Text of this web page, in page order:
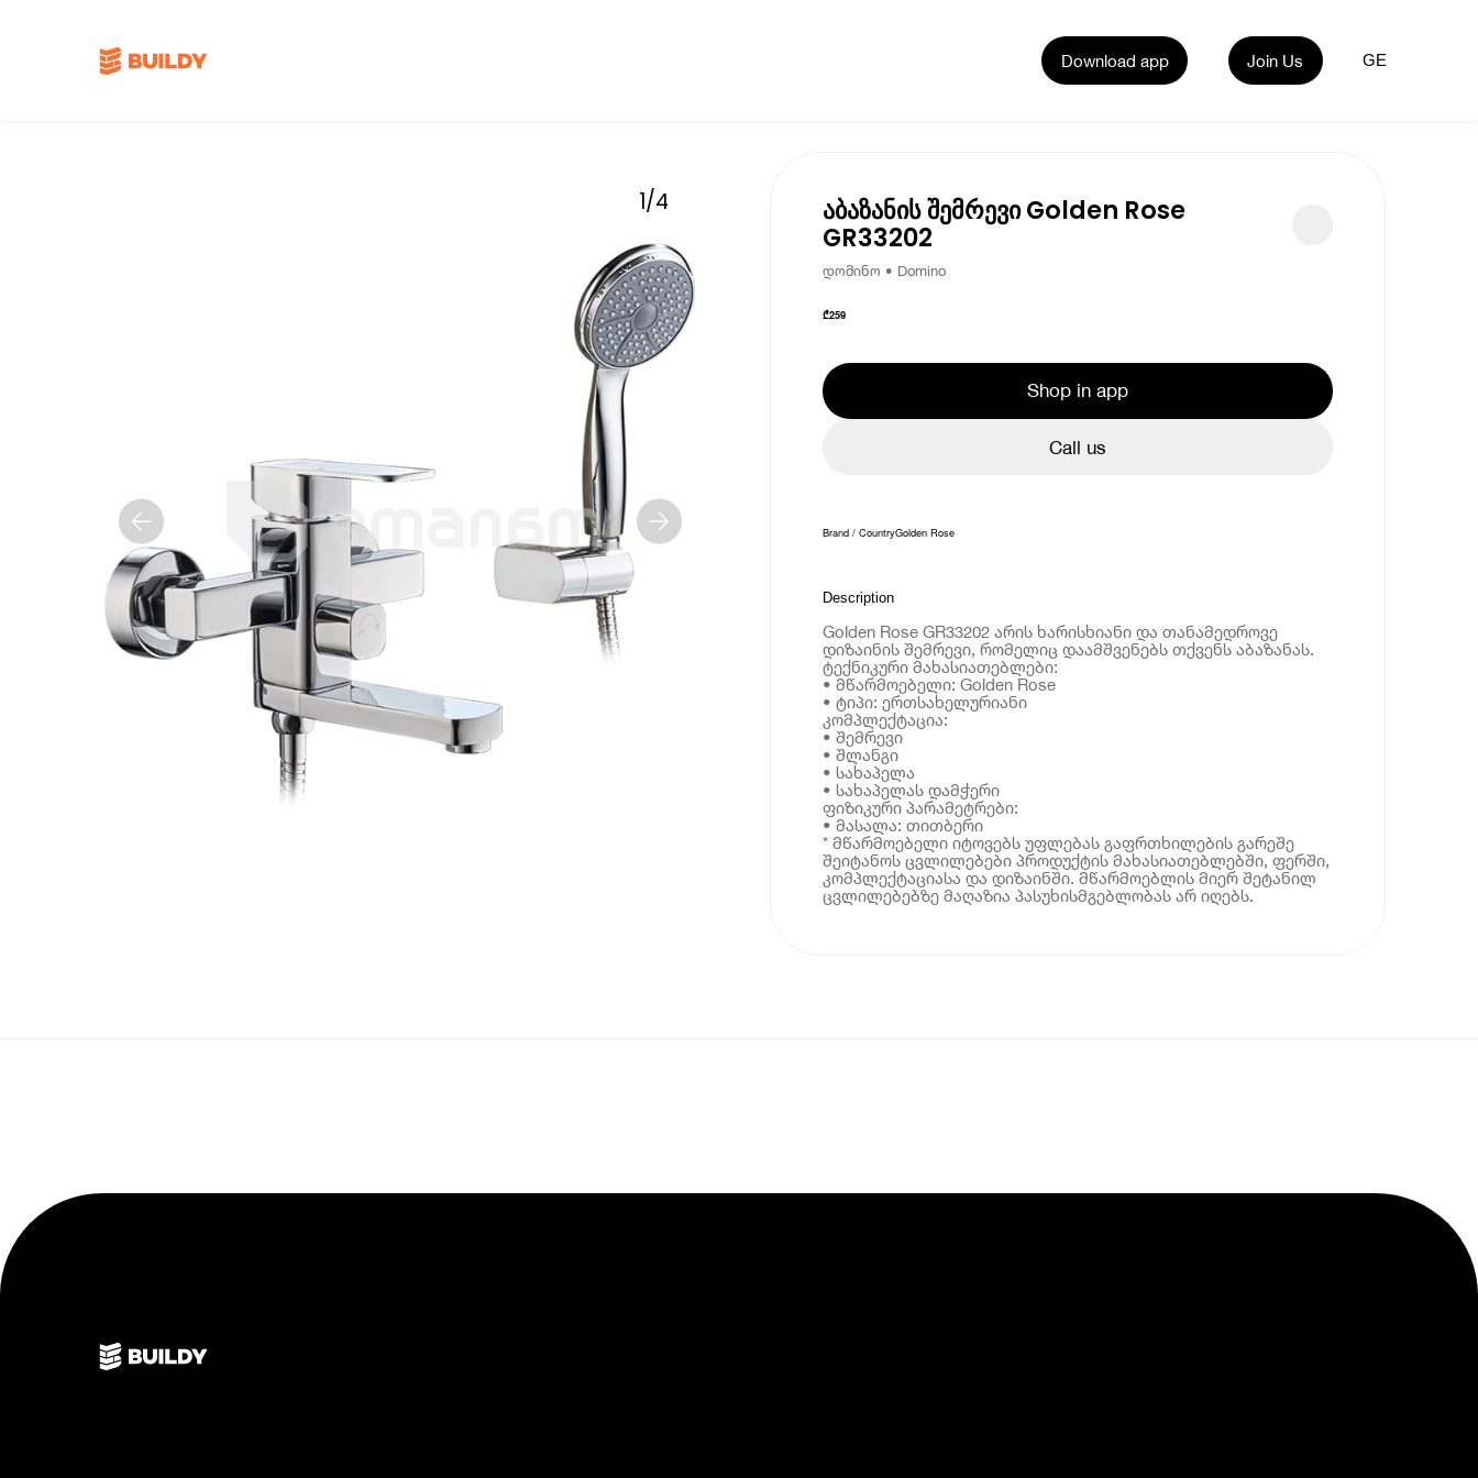
Download app Join Us GE
1/4 აბაზანის შემრევი Golden Rose
GR33202
დომინო • Domino
₾259
Shop in app
Call us
Brand / CountryGolden Rose
Description
Golden Rose GR33202 არის ხარისხიანი და თანამედროვე
დიზაინის შემრევი, რომელიც დაამშვენებს თქვენს აბაზანას.
ტექნიკური მახასიათებლები:
• მწარმოებელი: Golden Rose
• ტიპი: ერთსახელურიანი
კომპლექტაცია:
• შემრევი
• შლანგი
• სახაპელა
• სახაპელას დამჭერი
ფიზიკური პარამეტრები:
• მასალა: თითბერი
* მწარმოებელი იტოვებს უფლებას გაფრთხილების გარეშე
შეიტანოს ცვლილებები პროდუქტის მახასიათებლებში, ფერში,
კომპლექტაციასა და დიზაინში. მწარმოებლის მიერ შეტანილ
ცვლილებებზე მაღაზია პასუხისმგებლობას არ იღებს.